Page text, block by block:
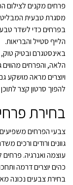
פרחים מקנים לצילום
מסגרת טבעית
בפרחים כדי לשדר
הלייף סטייל והבריאות.
באינסטגרם ובטיק
הלאה, והפרחים
ויוצרים מראה מושקע
להפוך סרטון קצר
בחירת
צבעי הפרחים
גוונים ורודים ורכים
עוצמה ואנרגיה. פרחים
כהים יוצרים דרמה
בחירת צבעים נכונה